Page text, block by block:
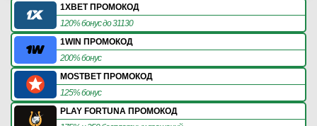
1XBET ПРОМОКОД
120% бонус до 31130
1WIN ПРОМОКОД
200% бонус
MOSTBET ПРОМОКОД
125% бонус
PLAY FORTUNA ПРОМОКОД